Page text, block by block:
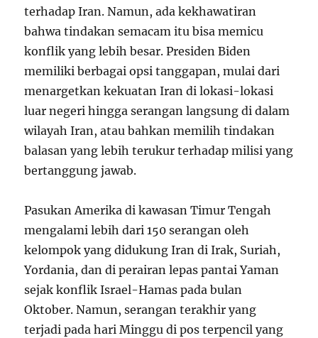
terhadap Iran. Namun, ada kekhawatiran
bahwa tindakan semacam itu bisa memicu
konflik yang lebih besar. Presiden Biden
memiliki berbagai opsi tanggapan, mulai dari
menargetkan kekuatan Iran di lokasi-lokasi
luar negeri hingga serangan langsung di dalam
wilayah Iran, atau bahkan memilih tindakan
balasan yang lebih terukur terhadap milisi yang
bertanggung jawab.
Pasukan Amerika di kawasan Timur Tengah
mengalami lebih dari 150 serangan oleh
kelompok yang didukung Iran di Irak, Suriah,
Yordania, dan di perairan lepas pantai Yaman
sejak konflik Israel-Hamas pada bulan
Oktober. Namun, serangan terakhir yang
terjadi pada hari Minggu di pos terpencil yang